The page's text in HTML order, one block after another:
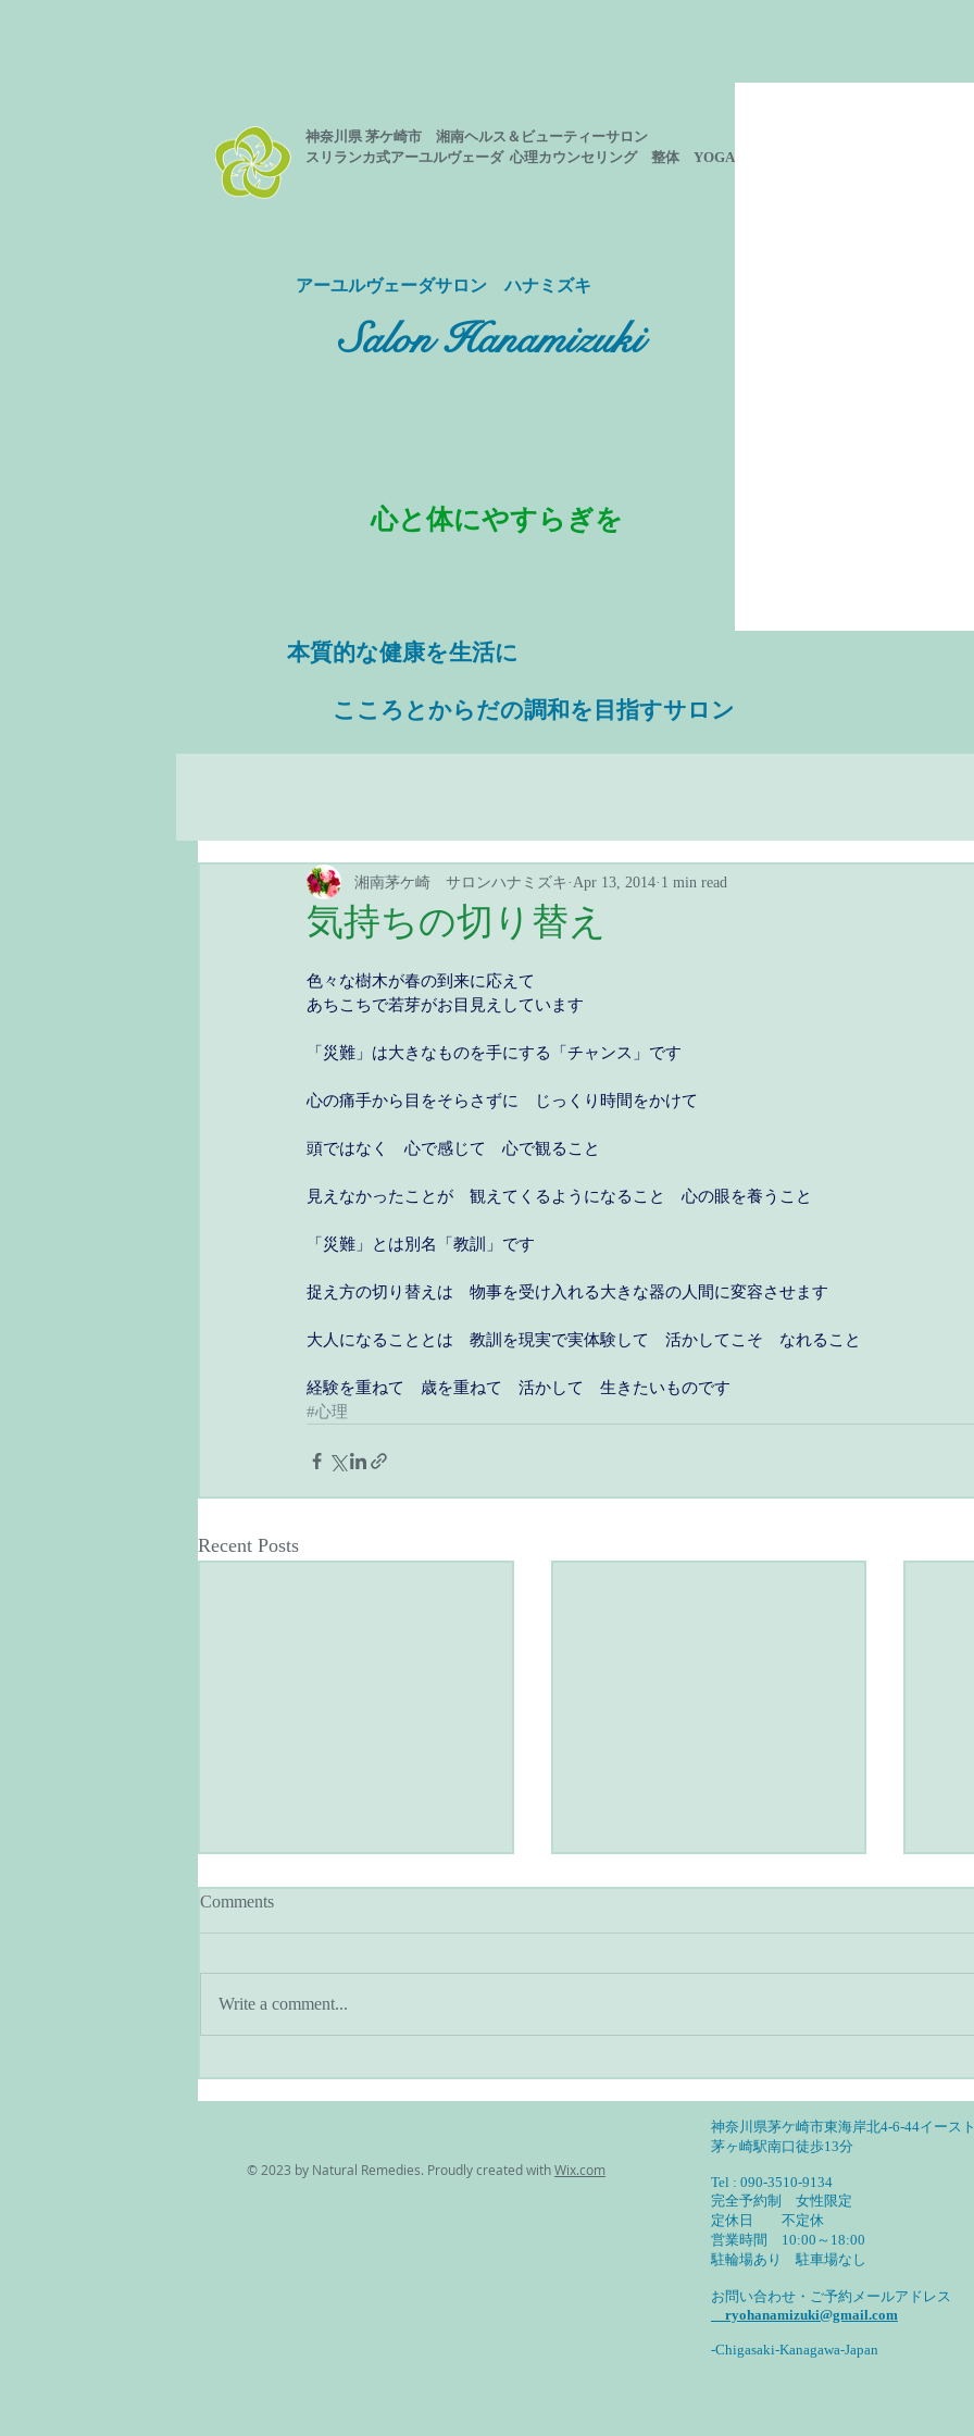
神奈川県 茅ケ崎市 湘南ヘルス＆ビューティーサロン
スリランカ式アーユルヴェーダ 心理カウンセリング 整体 YOGA
心と体にやすらぎを
​アーユルヴェーダサロン ハナミズキ
Salon Hanamizuki
本質的な健康を生活に
​ こころとからだの調和を目指すサロン
気持ちの切り替え
湘南茅ケ崎 サロンハナミズキ Apr 13, 2014 1 min read
色々な樹木が春の到来に応えて
あちこちで若芽がお目見えしています
「災難」は大きなものを手にする「チャンス」です
心の痛手から目をそらさずに　じっくり時間をかけて
頭ではなく　心で感じて　心で観ること
見えなかったことが　観えてくるようになること　心の眼を養うこと
「災難」とは別名「教訓」です
捉え方の切り替えは　物事を受け入れる大きな器の人間に変容させます
大人になることとは　教訓を現実で実体験して　活かしてこそ　なれること
経験を重ねて　歳を重ねて　活かして　生きたいものです
#心理
Recent Posts
然
Comments
Write a comment...
© 2023 by Natural Remedies. Proudly created withWix.com
神奈川県茅ケ崎市東海岸北4-6-44イース
茅ヶ崎駅南口徒歩13分
Tel : 090-3510-9134
完全予約制 女性限定
定休日 不定休
営業時間 10:00～18:00
​駐輪場あり 駐車場なし
お問い合わせ・ご予約メールアドレス
ryohanamizuki@gmail.com
-Chigasaki-Kanagawa-Japan